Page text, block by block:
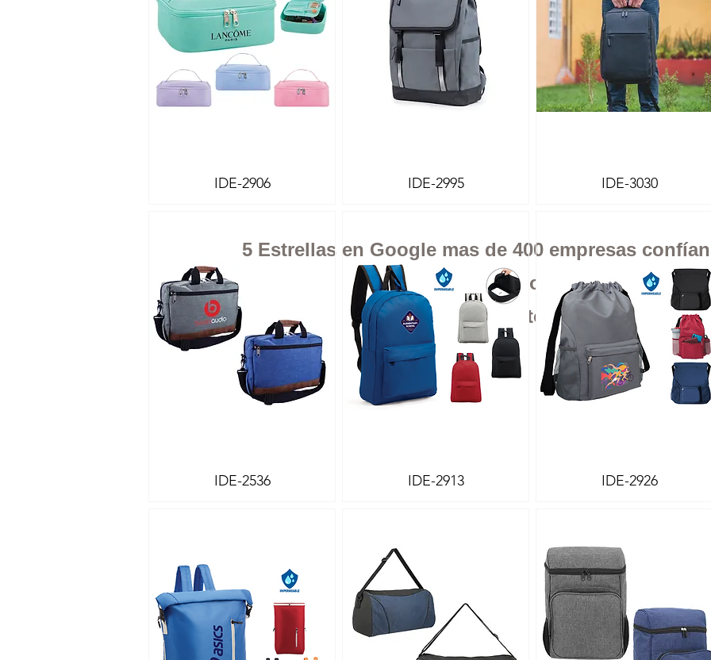
5 Estrellas en Google mas de 400 empresas
Envíos a todo México
Cotiza al momento sin compromiso
Vista rápida
IDE-2906 Vista rápida
IDE-2995 Vista rápida
IDE-3030
Vista rápida
IDE-2536 Vista rápida
IDE-2913 Vista rápida
IDE-2926